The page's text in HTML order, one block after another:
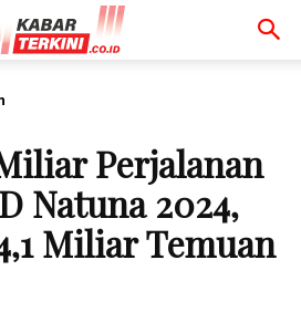
Perjalanan
Natuna 2024,
Miliar Temuan